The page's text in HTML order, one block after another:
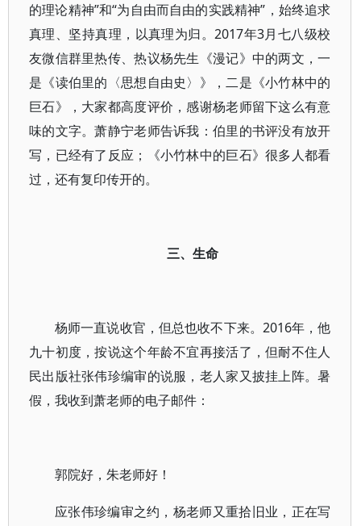
的理论精神”和“为自由而自由的实践精神”，始终追求
真理、坚持真理，以真理为归。2017年3月七八级校
友微信群里热传、热议杨先生《漫记》中的两文，一
是《读伯里的〈思想自由史〉》，二是《小竹林中的
巨石》，大家都高度评价，感谢杨老师留下这么有意
味的文字。萧静宁老师告诉我：伯里的书评没有放开
写，已经有了反应；《小竹林中的巨石》很多人都看
过，还有复印传开的。
三、生命
杨师一直说收官，但总也收不下来。2016年，他
九十初度，按说这个年龄不宜再接活了，但耐不住人
民出版社张伟珍编审的说服，老人家又披挂上阵。暑
假，我收到萧老师的电子邮件：
郭院好，朱老师好！
应张伟珍编审之约，杨老师又重拾旧业，正在写